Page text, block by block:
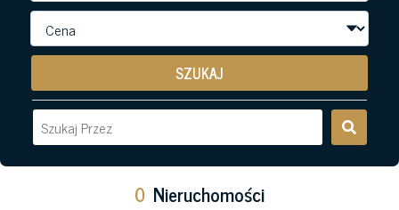
SZUKAJ
0 Nieruchomości